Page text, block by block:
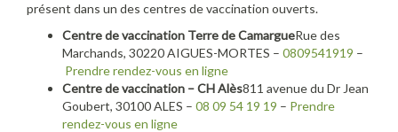
présent dans un des centres de vaccination ouverts.
Centre de vaccination Terre de CamargueRue des
Marchands, 30220 AIGUES-MORTES – 0809541919 –
Prendre rendez-vous en ligne
Centre de vaccination – CH Alès811 avenue du Dr Jean
Goubert, 30100 ALES – 08 09 54 19 19 – Prendre
rendez-vous en ligne